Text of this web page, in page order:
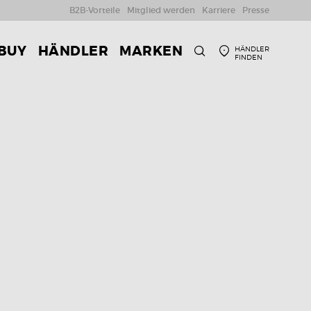
HÄNDLER
FINDEN
HÄNDLER MARKEN
B2B-Vorteile Mitglied werden Karriere Presse